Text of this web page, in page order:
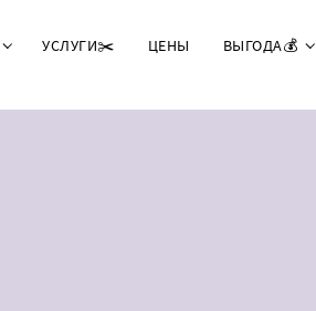
УСЛУГИ✂️ ЦЕНЫ ВЫГОДА💰